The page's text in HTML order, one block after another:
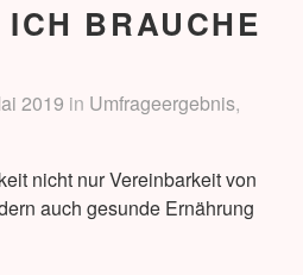
BRAUCHE
2019 in Umfrageergebnis,
nicht nur Vereinbarkeit von
auch gesunde Ernährung